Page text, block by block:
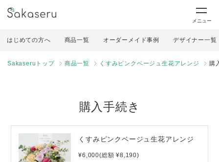
メニュー
はじめての方へ 商品一覧 オーダーメイド事例 デザイナー一覧
Sakaseruトップ 商品一覧 くすみピンクベージュ生花アレンジ 購
購入手続き
くすみピンクベージュ生花アレンジ
¥6,000(総額 ¥8,190)